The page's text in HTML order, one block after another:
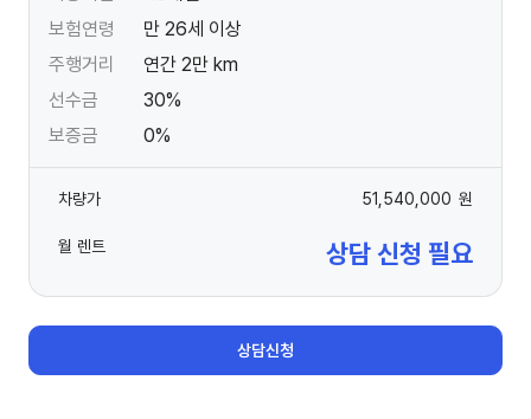
보험연령
만 26세 이상
주행거리
연간 2만 km
선수금
30%
보증금
0%
차량가 51,540,000 원
월 렌트 상담 신청 필요
상담신청